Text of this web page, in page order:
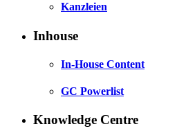
Kanzleien
Inhouse
In-House Content
GC Powerlist
Knowledge Centre